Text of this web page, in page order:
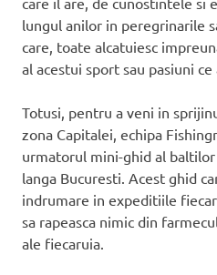
lungul anilor in peregrinarile
care, toate alcatuiesc
al acestui sport sau pasiuni
Totusi, pentru a veni in
zona Capitalei, echipa
urmatorul mini-ghid al
langa Bucuresti. Acest ghid
indrumare in expeditiile
sa rapeasca nimic din
ale fiecaruia.